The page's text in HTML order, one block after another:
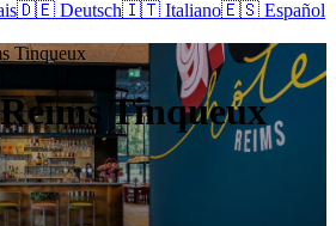
🇩🇪 Deutsch🇮🇹 Italiano🇪🇸 Español
Tinqueux
Tinqueux